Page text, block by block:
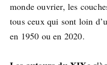
monde ouvrier, les
tous ceux qui sont loin
en 1950 ou en 2020.